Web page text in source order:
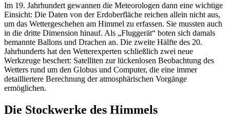
Im 19. Jahrhundert gewannen die Meteorologen dann eine wichtige
Einsicht: Die Daten von der Erdoberfläche reichen allein nicht aus,
um das Wettergeschehen am Himmel zu erfassen. Sie mussten auch
in die dritte Dimension hinauf. Als „Fluggerät“ boten sich damals
bemannte Ballons und Drachen an. Die zweite Hälfte des 20.
Jahrhunderts hat den Wetterexperten schließlich zwei neue
Werkzeuge beschert: Satelliten zur lückenlosen Beobachtung des
Wetters rund um den Globus und Computer, die eine immer
detailliertere Berechnung der atmosphärischen Vorgänge
ermöglichen.
Die Stockwerke des Himmels